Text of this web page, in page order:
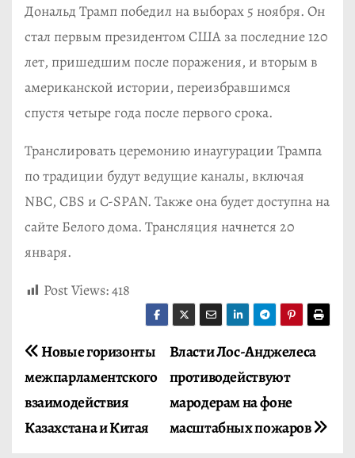
Дональд Трамп победил на выборах 5 ноября. Он
стал первым президентом США за последние 120
лет, пришедшим после поражения, и вторым в
американской истории, переизбравшимся
спустя четыре года после первого срока.
Транслировать церемонию инаугурации Трампа
по традиции будут ведущие каналы, включая
NBC, CBS и C-SPAN. Также она будет доступна на
сайте Белого дома. Трансляция начнется 20
января.
Post Views:418
Н
а
в
Власти Лос-Анджелеса
противодействуют
мародерам на фоне
масштабных пожаров
Новые горизонты
межпарламентского
взаимодействия
Казахстана и Китая